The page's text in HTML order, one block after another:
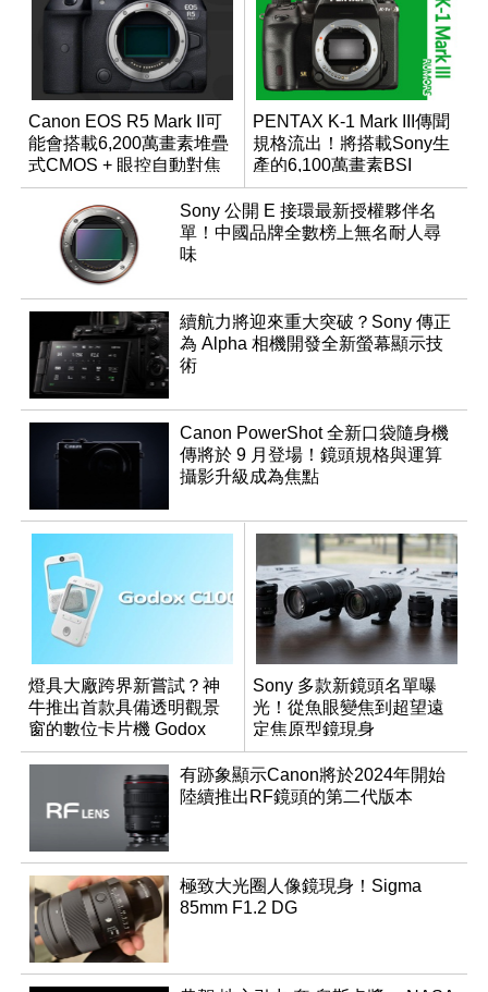
Canon EOS R5 Mark II可
能會搭載6,200萬畫素堆疊
式CMOS + 眼控自動對焦
功能？
PENTAX K-1 Mark III傳聞
規格流出！將搭載Sony生
產的6,100萬畫素BSI
CMOS？
Sony 公開 E 接環最新授權夥伴名
單！中國品牌全數榜上無名耐人尋
味
續航力將迎來重大突破？Sony 傳正
為 Alpha 相機開發全新螢幕顯示技
術
Canon PowerShot 全新口袋隨身機
傳將於 9 月登場！鏡頭規格與運算
攝影升級成為焦點
燈具大廠跨界新嘗試？神
牛推出首款具備透明觀景
窗的數位卡片機 Godox
C100
Sony 多款新鏡頭名單曝
光！從魚眼變焦到超望遠
定焦原型鏡現身
有跡象顯示Canon將於2024年開始
陸續推出RF鏡頭的第二代版本
極致大光圈人像鏡現身！Sigma
85mm F1.2 DG